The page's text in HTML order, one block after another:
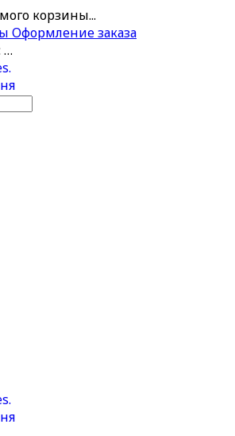
корзины...
Оформление заказа
…